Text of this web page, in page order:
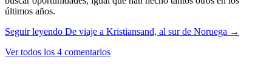
últimos años.
Seguir leyendo De viaje a Kristiansand, al sur de Noruega →
Ver todos los 4 comentarios